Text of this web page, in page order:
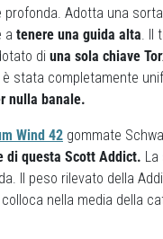
Adotta una
a tenere una guida alta .
di una sola chiave
stata completamente
nulla banale.
Wind 42 gommate
di questa Scott Addict.
Il peso rilevato della
nella media della